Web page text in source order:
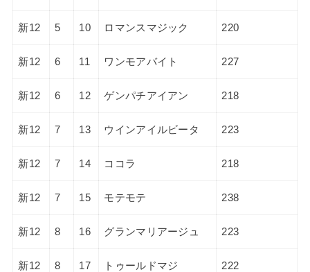
新12 5 10 ロマンスマジック 220
新12 6 11 ワンモアバイト 227
新12 6 12 ゲンパチアイアン 218
新12 7 13 ウインアイルビータ 223
新12 7 14 ココラ 218
新12 7 15 モテモテ 238
新12 8 16 グランマリアージュ 223
新12 8 17 トゥールドマジ 222